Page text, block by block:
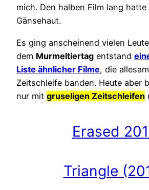
mich. Den halben Film lang
Gänsehaut.
Es ging anscheinend vielen
dem Murmeltiertag entstand
Liste ähnlicher Filme, die
Zeitschleife banden. Heute aber
nur mit gruseligen Zeitschleifen
Erased
Triangle